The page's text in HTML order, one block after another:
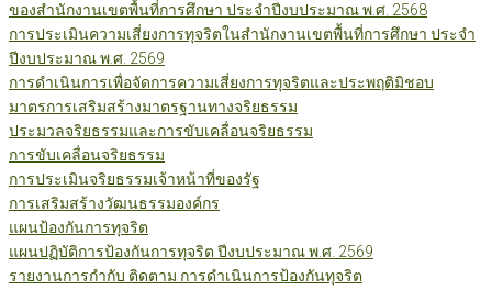
ของสำนักงานเขตพื้นที่การศึกษา ประจำปีงบประมาณ พ.ศ. 2568
การประเมินความเสี่ยงการทุจริตในสำนักงานเขตพื้นที่การศึกษา ประจำ
ปีงบประมาณ พ.ศ. 2569
การดำเนินการเพื่อจัดการความเสี่ยงการทุจริตและประพฤติมิชอบ
มาตรการเสริมสร้างมาตรฐานทางจริยธรรม
ประมวลจริยธรรมและการขับเคลื่อนจริยธรรม
การขับเคลื่อนจริยธรรม
การประเมินจริยธรรมเจ้าหน้าที่ของรัฐ
การเสริมสร้างวัฒนธรรมองค์กร
แผนป้องกันการทุจริต
แผนปฏิบัติการป้องกันการทุจริต ปีงบประมาณ พ.ศ. 2569
รายงานการกำกับ ติดตาม การดำเนินการป้องกันทุจริต